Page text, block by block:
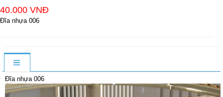
40.000 VNĐ
Đĩa nhựa 006
Đĩa nhựa 006